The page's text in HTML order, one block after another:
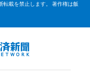
転載を禁止します。 著作権は飯